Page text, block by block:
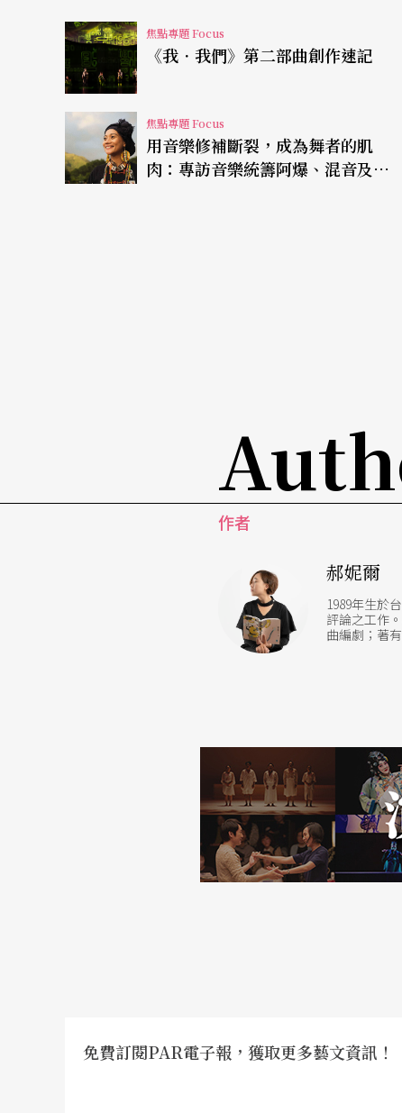
焦點專題 Focus
《我．我們》第二部曲創作速記
焦點專題 Focus
用音樂修補斷裂，成為舞者的肌
肉：專訪音樂統籌阿爆、混音及編
作者
郝妮爾
1989年生於
評論之工作
曲編劇；著
免費訂閱PAR電子報，獲取更多藝文資訊！